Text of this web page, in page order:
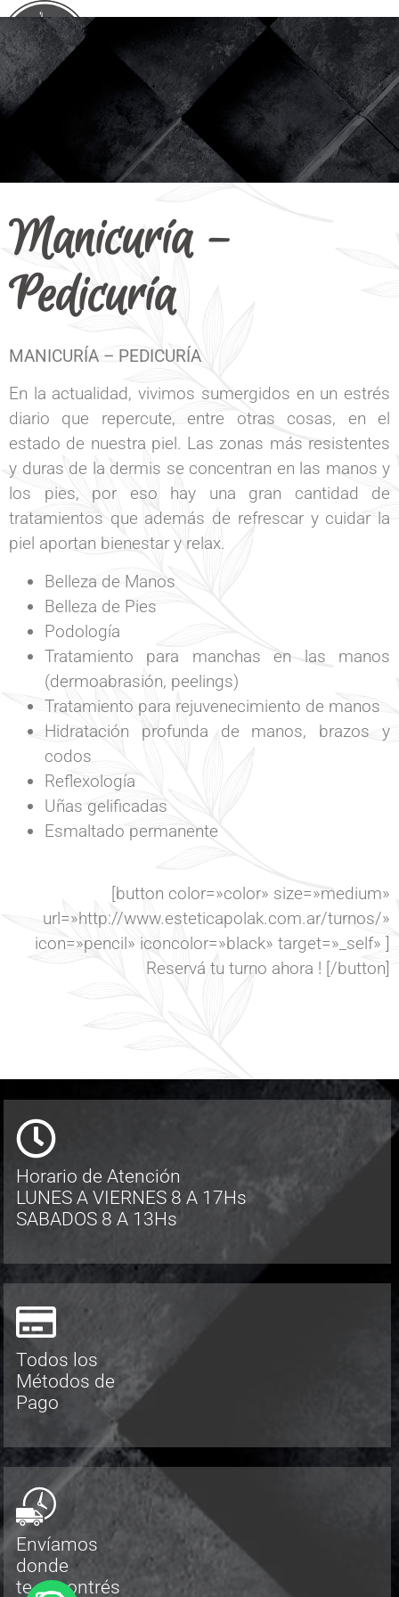
Manicuría –
Pedicuría
MANICURÍA – PEDICURÍA
En la actualidad, vivimos sumergidos en un estrés
diario que repercute, entre otras cosas, en el
estado de nuestra piel. Las zonas más resistentes
y duras de la dermis se concentran en las manos y
los pies, por eso hay una gran cantidad de
tratamientos que además de refrescar y cuidar la
piel aportan bienestar y relax.
Belleza de Manos
Belleza de Pies
Podología
Tratamiento para manchas en las manos
(dermoabrasión, peelings)
Tratamiento para rejuvenecimiento de manos
Hidratación profunda de manos, brazos y
codos
Reflexología
Uñas gelificadas
Esmaltado permanente
[button color=»color» size=»medium»
url=»http://www.esteticapolak.com.ar/turnos/»
icon=»pencil» iconcolor=»black» target=»_self» ]
Reservá tu turno ahora ! [/button]
Horario de Atención
LUNES A VIERNES 8 A 17Hs
SABADOS 8 A 13Hs
Todos los
Métodos de
Pago
Envíamos
donde
te encontrés